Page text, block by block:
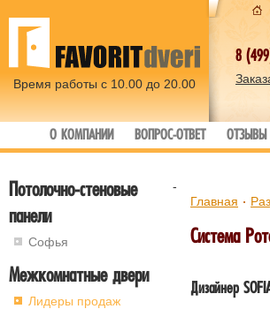
Время работы с 10.00 до 20.00
8
О КОМПАНИИ ВОПРОС-ОТВЕТ ОТЗЫВЫ
-
Потолочно-стеновые
панели
Софья
Межкомнатные двери
Лидеры продаж
Главная
Система
Дизайнер